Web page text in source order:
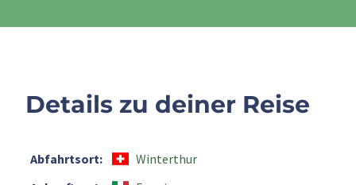
Details zu deiner Reise
Abfahrtsort:
Winterthur